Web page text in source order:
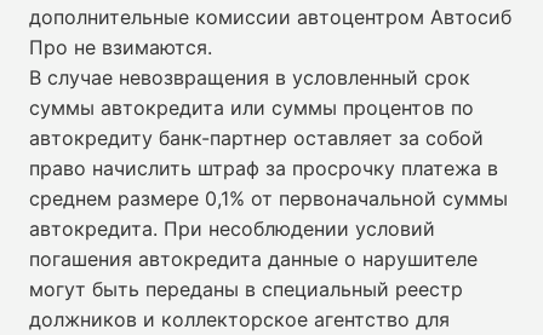
дополнительные комиссии автоцентром Автосиб
Про не взимаются.
В случае невозвращения в условленный срок
суммы автокредита или суммы процентов по
автокредиту банк-партнер оставляет за собой
право начислить штраф за просрочку платежа в
среднем размере 0,1% от первоначальной суммы
автокредита. При несоблюдении условий
погашения автокредита данные о нарушителе
могут быть переданы в специальный реестр
должников и коллекторское агентство для